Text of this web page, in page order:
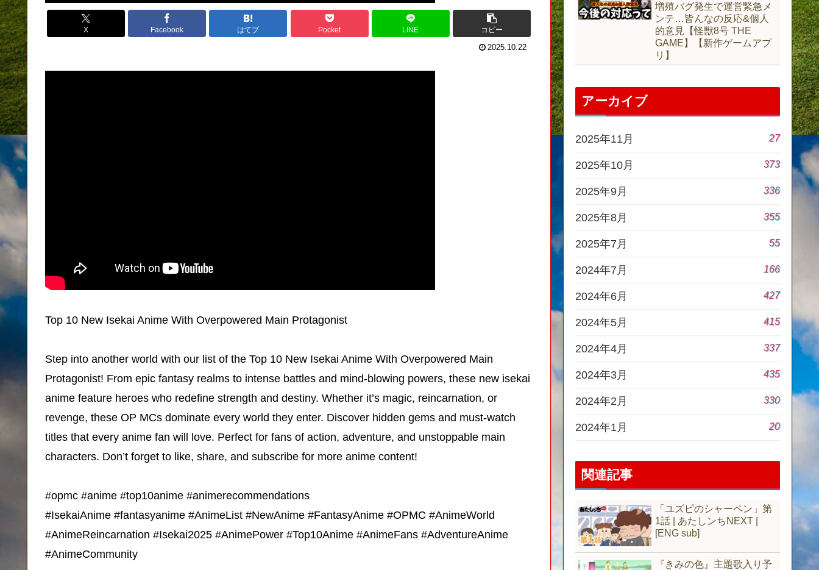
X Facebook はてブ Pocket LINE コピー
2025.10.22
Top 10 New Isekai Anime With Overpowered Main Protagonist
Step into another world with our list of the Top 10 New Isekai Anime With Overpowered Main
Protagonist! From epic fantasy realms to intense battles and mind-blowing powers, these new isekai
anime feature heroes who redefine strength and destiny. Whether it’s magic, reincarnation, or
revenge, these OP MCs dominate every world they enter. Discover hidden gems and must-watch
titles that every anime fan will love. Perfect for fans of action, adventure, and unstoppable main
characters. Don’t forget to like, share, and subscribe for more anime content!
#opmc #anime #top10anime #animerecommendations
#IsekaiAnime #fantasyanime #AnimeList #NewAnime #FantasyAnime #OPMC #AnimeWorld
#AnimeReincarnation #Isekai2025 #AnimePower #Top10Anime #AnimeFans #AdventureAnime
#AnimeCommunity
増殖バグ発生で運営緊急メ
ンテ…皆んなの反応&個人
的意見【怪獣8号 THE
GAME】【新作ゲームアプ
リ】
アーカイブ
2025年11月 27
2025年10月 373
2025年9月 336
2025年8月 355
2025年7月 55
2024年7月 166
2024年6月 427
2024年5月 415
2024年4月 337
2024年3月 435
2024年2月 330
2024年1月 20
関連記事
「ユズピのシャーペン」第
1話 | あたしンちNEXT |
[ENG sub]
『きみの色』主題歌入り予